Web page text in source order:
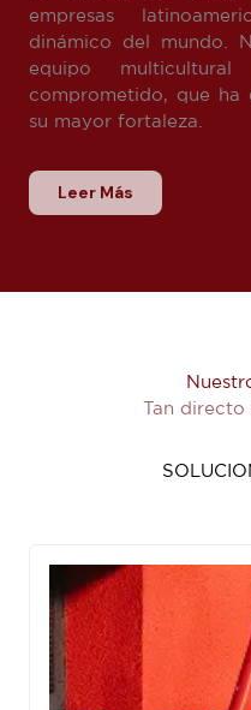
empresas
dinámico del mundo.
equipo
comprometido, que ha
su mayor fortaleza.
Leer Más
Tan directo